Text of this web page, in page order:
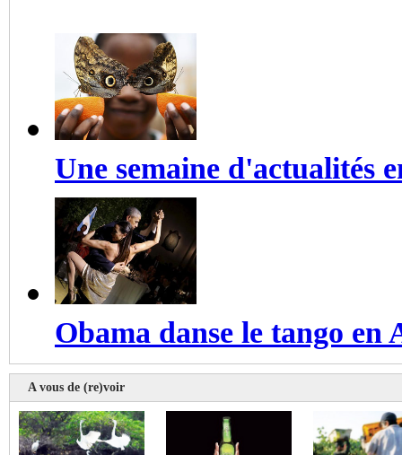
Une semaine d'actualités
Obama danse le tango en
A vous de (re)voir